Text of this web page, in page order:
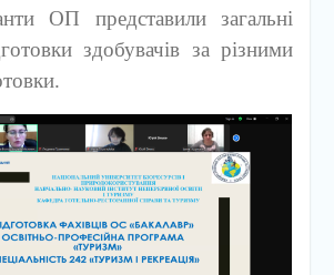
ОП представили загальні
здобувачів за різними